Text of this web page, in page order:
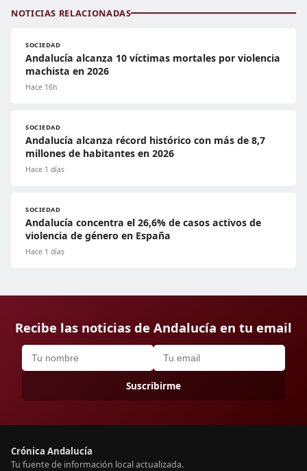
NOTICIAS RELACIONADAS
SOCIEDAD
Andalucía alcanza 10 víctimas mortales por violencia
machista en 2026
Hace 16h
SOCIEDAD
Andalucía alcanza récord histórico con más de 8,7
millones de habitantes en 2026
Hace 1 días
SOCIEDAD
Andalucía concentra el 26,6% de casos activos de
violencia de género en España
Hace 1 días
Recibe las noticias de Andalucía en tu email
Suscribirme
Crónica Andalucía
Tu fuente de información local actualizada.